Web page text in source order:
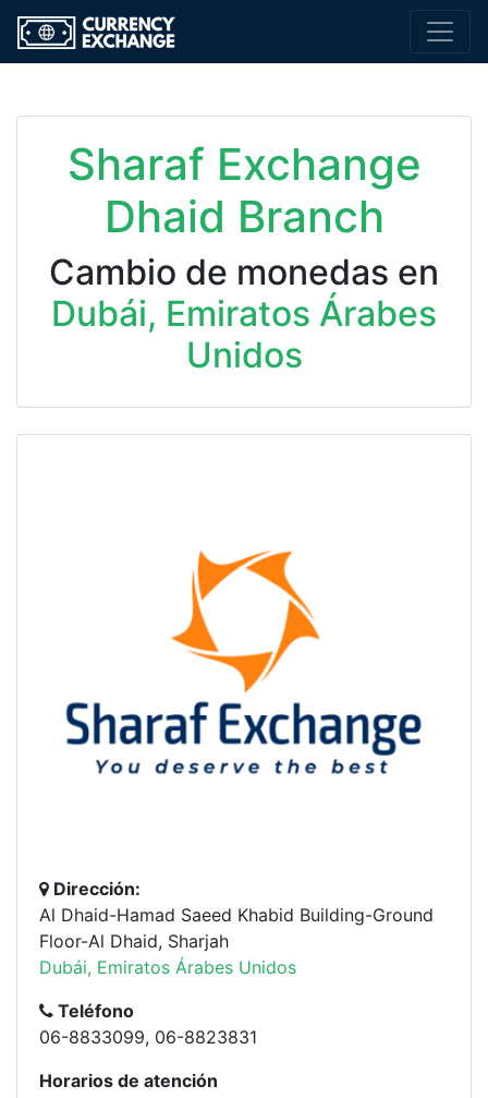
Sharaf Exchange
Dhaid Branch
Cambio de monedas en
Dubái, Emiratos Árabes
Unidos
Dirección:
Al Dhaid-Hamad Saeed Khabid Building-Ground
Floor-Al Dhaid, Sharjah
Dubái, Emiratos Árabes Unidos
Teléfono
06-8833099, 06-8823831
Horarios de atención